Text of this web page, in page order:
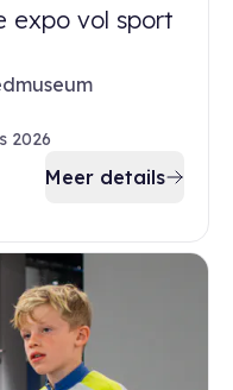
expo vol sport
2026
Meer details